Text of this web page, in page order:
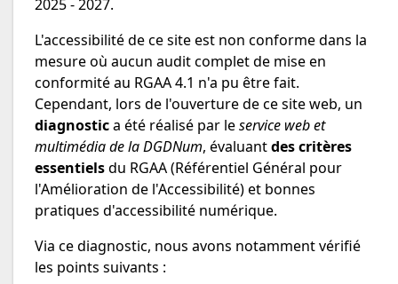
2025 - 2027.
L'accessibilité de ce site est non conforme dans la
mesure où aucun audit complet de mise en
conformité au RGAA 4.1 n'a pu être fait.
Cependant, lors de l'ouverture de ce site web, un
diagnostica été réalisé par leservice web et
multimédia de la DGDNum, évaluantdes critères
essentielsdu RGAA (Référentiel Général pour
l'Amélioration de l'Accessibilité) et bonnes
pratiques d'accessibilité numérique.
Via ce diagnostic, nous avons notamment vérifié
les points suivants :